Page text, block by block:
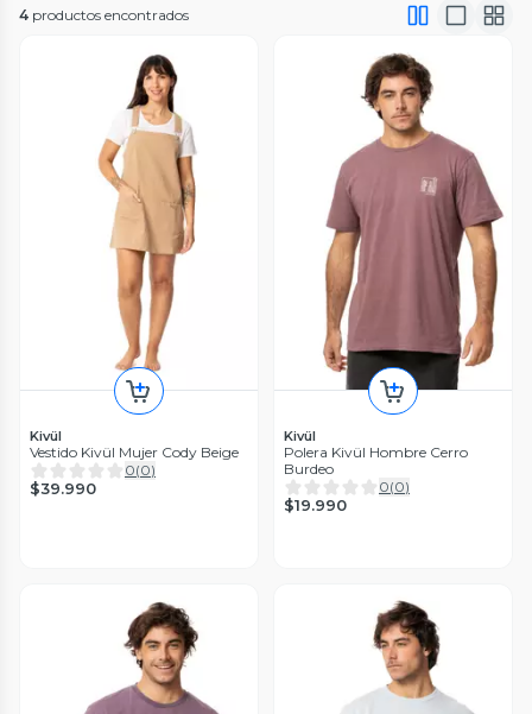
4 productos encontrados
Kivül
Vestido Kivül Mujer Cody Beige
0(0)
$39.990
Kivül
Polera Kivül Hombre Cerro
Burdeo
0(0)
$19.990